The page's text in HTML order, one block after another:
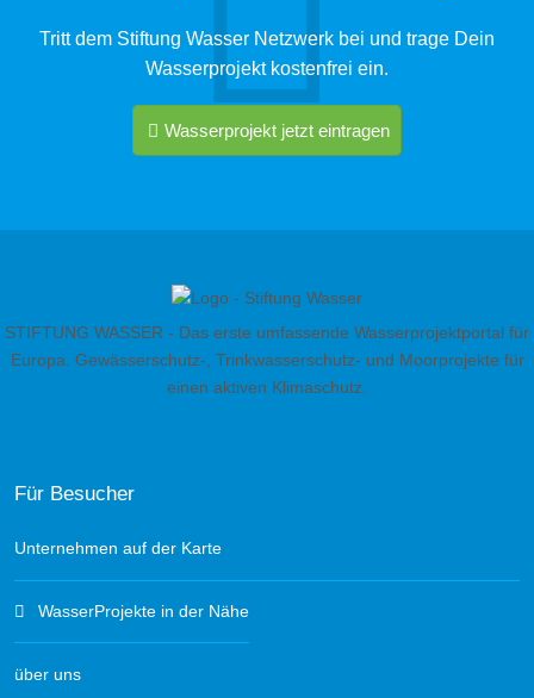
Tritt dem Stiftung Wasser Netzwerk bei und trage Dein
Wasserprojekt kostenfrei ein.
Wasserprojekt jetzt eintragen
STIFTUNG WASSER - Das erste umfassende Wasserprojektportal für
Europa. Gewässerschutz-, Trinkwasserschutz- und Moorprojekte für
einen aktiven Klimaschutz.
Für Besucher
Unternehmen auf der Karte
WasserProjekte in der Nähe
über uns